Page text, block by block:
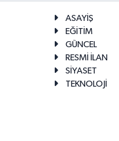
ASAYİŞ
EĞİTİM
GÜNCEL
RESMİ İLAN
SİYASET
TEKNOLOJİ